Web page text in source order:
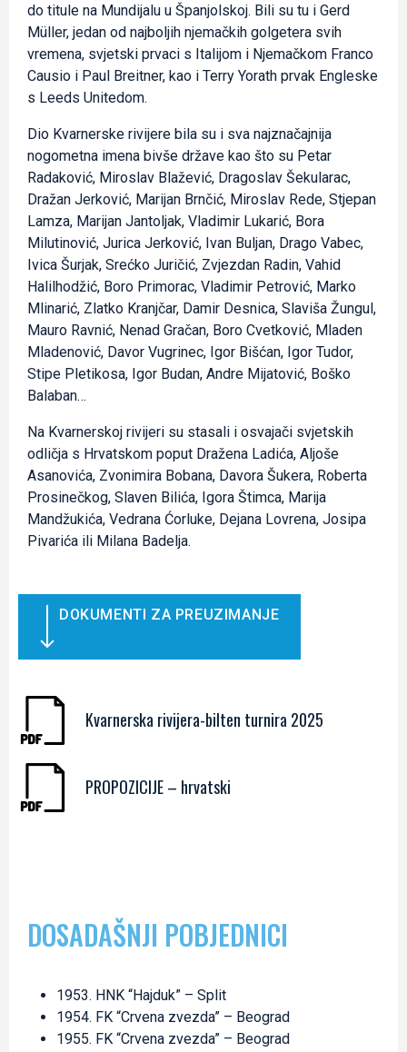
do titule na Mundijalu u Španjolskoj. Bili su tu i Gerd
Müller, jedan od najboljih njemačkih golgetera svih
vremena, svjetski prvaci s Italijom i Njemačkom Franco
Causio i Paul Breitner, kao i Terry Yorath prvak Engleske
s Leeds Unitedom.
Dio Kvarnerske rivijere bila su i sva najznačajnija
nogometna imena bivše države kao što su Petar
Radaković, Miroslav Blažević, Dragoslav Šekularac,
Dražan Jerković, Marijan Brnčić, Miroslav Rede, Stjepan
Lamza, Marijan Jantoljak, Vladimir Lukarić, Bora
Milutinović, Jurica Jerković, Ivan Buljan, Drago Vabec,
Ivica Šurjak, Srećko Juričić, Zvjezdan Radin, Vahid
Halilhodžić, Boro Primorac, Vladimir Petrović, Marko
Mlinarić, Zlatko Kranjčar, Damir Desnica, Slaviša Žungul,
Mauro Ravnić, Nenad Gračan, Boro Cvetković, Mladen
Mladenović, Davor Vugrinec, Igor Bišćan, Igor Tudor,
Stipe Pletikosa, Igor Budan, Andre Mijatović, Boško
Balaban…
Na Kvarnerskoj rivijeri su stasali i osvajači svjetskih
odličja s Hrvatskom poput Dražena Ladića, Aljoše
Asanovića, Zvonimira Bobana, Davora Šukera, Roberta
Prosinečkog, Slaven Bilića, Igora Štimca, Marija
Mandžukića, Vedrana Ćorluke, Dejana Lovrena, Josipa
Pivarića ili Milana Badelja.
DOKUMENTI ZA PREUZIMANJE
Kvarnerska rivijera-bilten turnira 2025
PROPOZICIJE – hrvatski
DOSADAŠNJI POBJEDNICI
1953. HNK “Hajduk” – Split
1954. FK “Crvena zvezda” – Beograd
1955. FK “Crvena zvezda” – Beograd